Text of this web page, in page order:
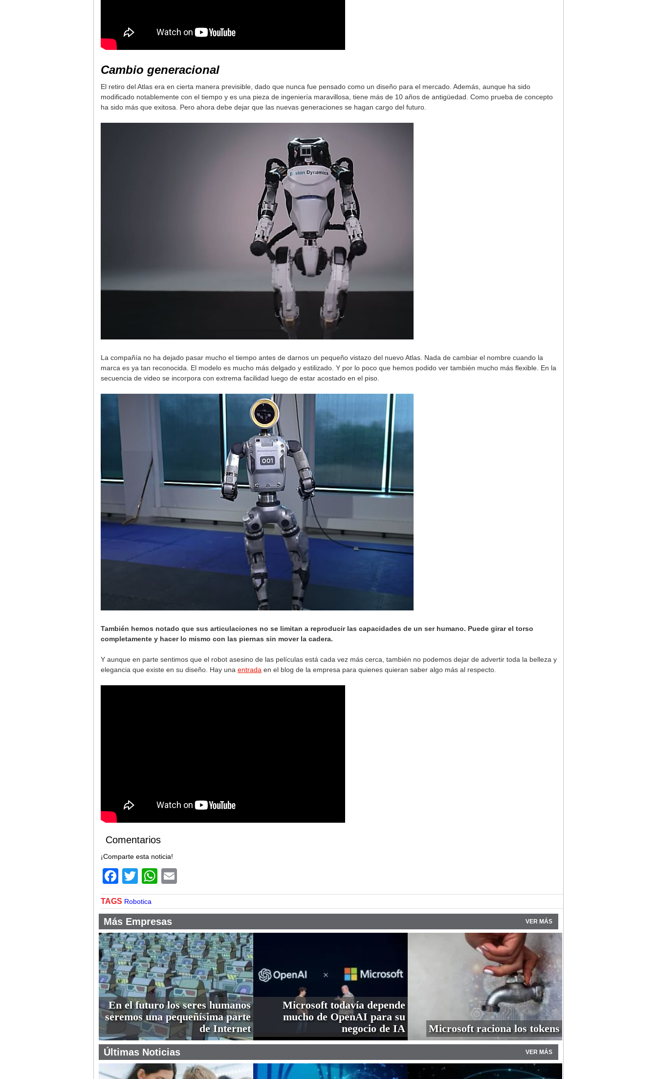
Cambio generacional
El retiro del Atlas era en cierta manera previsible, dado que nunca fue pensado como un diseño para el mercado. Además, aunque ha sido
modificado notablemente con el tiempo y es una pieza de ingeniería maravillosa, tiene más de 10 años de antigüedad. Como prueba de concepto
ha sido más que exitosa. Pero ahora debe dejar que las nuevas generaciones se hagan cargo del futuro.
La compañía no ha dejado pasar mucho el tiempo antes de darnos un pequeño vistazo del nuevo Atlas. Nada de cambiar el nombre cuando la
marca es ya tan reconocida. El modelo es mucho más delgado y estilizado. Y por lo poco que hemos podido ver también mucho más flexible. En la
secuencia de video se incorpora con extrema facilidad luego de estar acostado en el piso.
También hemos notado que sus articulaciones no se limitan a reproducir las capacidades de un ser humano. Puede girar el torso
completamente y hacer lo mismo con las piernas sin mover la cadera.
Y aunque en parte sentimos que el robot asesino de las películas está cada vez más cerca, también no podemos dejar de advertir toda la belleza y
elegancia que existe en su diseño. Hay una entrada en el blog de la empresa para quienes quieran saber algo más al respecto.
Comentarios
¡Comparte esta noticia!
Facebook
TwitterWhatsApp
TAGS Robotica
Más Empresas VER MÁS
En el futuro los seres humanos
seremos una pequeñísima parte
de Internet
Microsoft todavía depende
mucho de OpenAI para su
negocio de IA
Microsoft raciona los tokens
Últimas Noticias VER MÁS